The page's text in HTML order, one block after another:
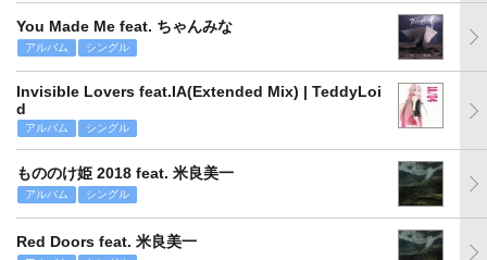
You Made Me feat. ちゃんみな
アルバム シングル
Invisible Lovers feat.IA(Extended Mix) | TeddyLoi
d
アルバム シングル
もののけ姫 2018 feat. 米良美一
アルバム シングル
Red Doors feat. 米良美一